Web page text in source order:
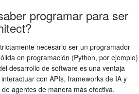
programar para ser
necesario ser un programador
en programación (Python, por ejemplo)
desarrollo de software es una ventaja
con APIs, frameworks de IA y
agentes de manera más efectiva.